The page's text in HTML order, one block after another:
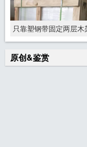
只靠塑钢带固定两层
原创&鉴赏